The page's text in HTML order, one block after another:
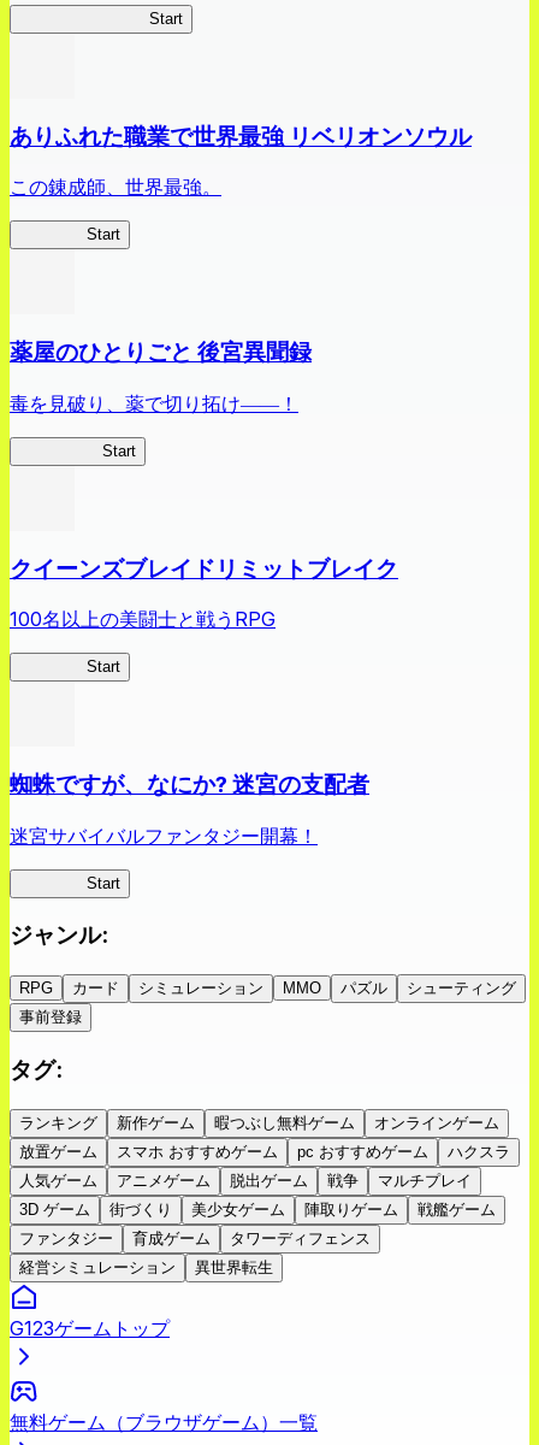
Start
ありふれた職業で世界最強 リベリオンソウル
この錬成師、世界最強。
Start
薬屋のひとりごと 後宮異聞録
毒を見破り、薬で切り拓け――！
Start
クイーンズブレイドリミットブレイク
100名以上の美闘士と戦うRPG
Start
蜘蛛ですが、なにか? 迷宮の支配者
迷宮サバイバルファンタジー開幕！
Start
ジャンル:
RPG カード シミュレーション MMO パズル
シューティング
事前登録
タグ:
ランキング 新作ゲーム 暇つぶし無料ゲーム
オンラインゲーム
放置ゲーム
スマホ おすすめゲーム pc おすすめゲーム
ハクスラ
人気ゲーム
アニメゲーム 脱出ゲーム 戦争
マルチプレイ
3D ゲーム
街づくり 美少女ゲーム 陣取りゲーム
戦艦ゲーム
ファンタジー
育成ゲーム
タワーディフェンス
経営シミュレーション
異世界転生
G123ゲームトップ
無料ゲーム（ブラウザゲーム）一覧